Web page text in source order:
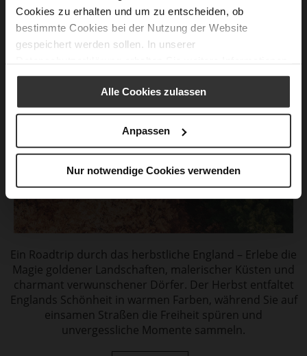
Cookies zu erhalten und um zu entscheiden, ob
bestimmte Cookies bei der Nutzung der Website
gespeichert werden sollen. In unserer
Alle Cookies zulassen
Anpassen
Nur notwendige Cookies verwenden
Ein Roadtrip durch das herbstliche England – Erlebe die
Magie goldener Landschaften, malerischer Küsten und
charmant verwunschener Dörfer. Der Herbst entfaltet
Englands Schönheit in warmen Farben, während Sie auf
einsamen Straßen die Freiheit spüren und
unvergessliche Momente sammeln.